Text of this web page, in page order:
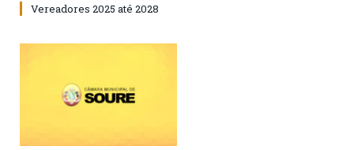
Vereadores 2025 até 2028